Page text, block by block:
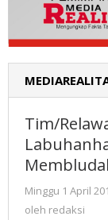
Tim/
Minggu 1 April
oleh redaksi